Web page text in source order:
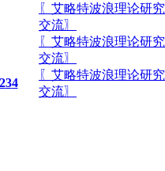
〖艾略特波浪理论研究
交流〗
〖艾略特波浪理论研究
交流〗
34
〖艾略特波浪理论研究
交流〗